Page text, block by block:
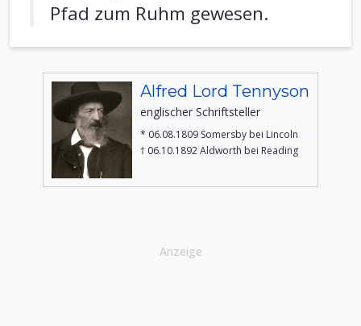
Pfad zum Ruhm gewesen.
Alfred Lord Tennyson
englischer Schriftsteller
* 06.08.1809 Somersby bei Lincoln
† 06.10.1892 Aldworth bei Reading
Anzeige